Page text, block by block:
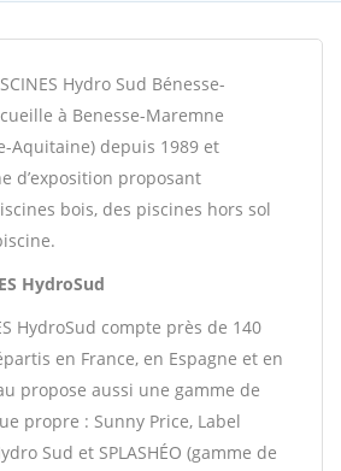
Hydro Sud Bénesse-
à Benesse-Maremne
Aquitaine) depuis 1989 et
d’exposition proposant
bois, des piscines hors sol
HydroSud
HydroSud compte près de 140
en France, en Espagne et en
propose aussi une gamme de
propre : Sunny Price, Label
Sud et SPLASHÉO (gamme de